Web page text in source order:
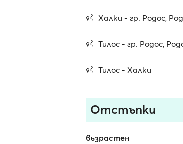
Халки - гр. Родос,
Тилос - гр. Родос,
Тилос - Халки
Отстъпки
възрастен